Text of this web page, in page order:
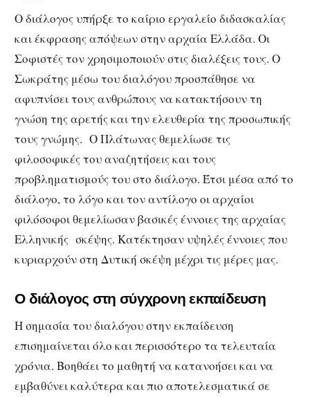
O διάλογος υπήρξε το καίριο εργαλείο διδασκαλίας
και έκφρασης απόψεων στην αρχαία Ελλάδα. Οι
Σοφιστές τον χρησιμοποιούν στις διαλέξεις τους. Ο
Σωκράτης μέσω του διαλόγου προσπάθησε να
αφυπνίσει τους ανθρώπους να κατακτήσουν τη
γνώση της αρετής και την ελευθερία της προσωπικής
τους γνώμης. Ο Πλάτωνας θεμελίωσε τις
φιλοσοφικές του αναζητήσεις και τους
προβληματισμούς του στο διάλογο. Έτσι μέσα από το
διάλογο, το λόγο και τον αντίλογο οι αρχαίοι
φιλόσοφοι θεμελίωσαν βασικές έννοιες της αρχαίας
Ελληνικής σκέψης. Κατέκτησαν υψηλές έννοιες που
κυριαρχούν στη Δυτική σκέψη μέχρι τις μέρες μας.
Ο διάλογος στη σύγχρονη εκπαίδευση
H σημασία του διαλόγου στην εκπαίδευση
επισημαίνεται όλο και περισσότερο τα τελευταία
χρόνια. Βοηθάει το μαθητή να κατανοήσει και να
εμβαθύνει καλύτερα και πιο αποτελεσματικά σε